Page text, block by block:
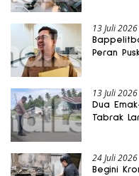
13 Juli 2026
Peran
13 Juli 2026
Dua
Tabrak
24 Juli 2026
Begini